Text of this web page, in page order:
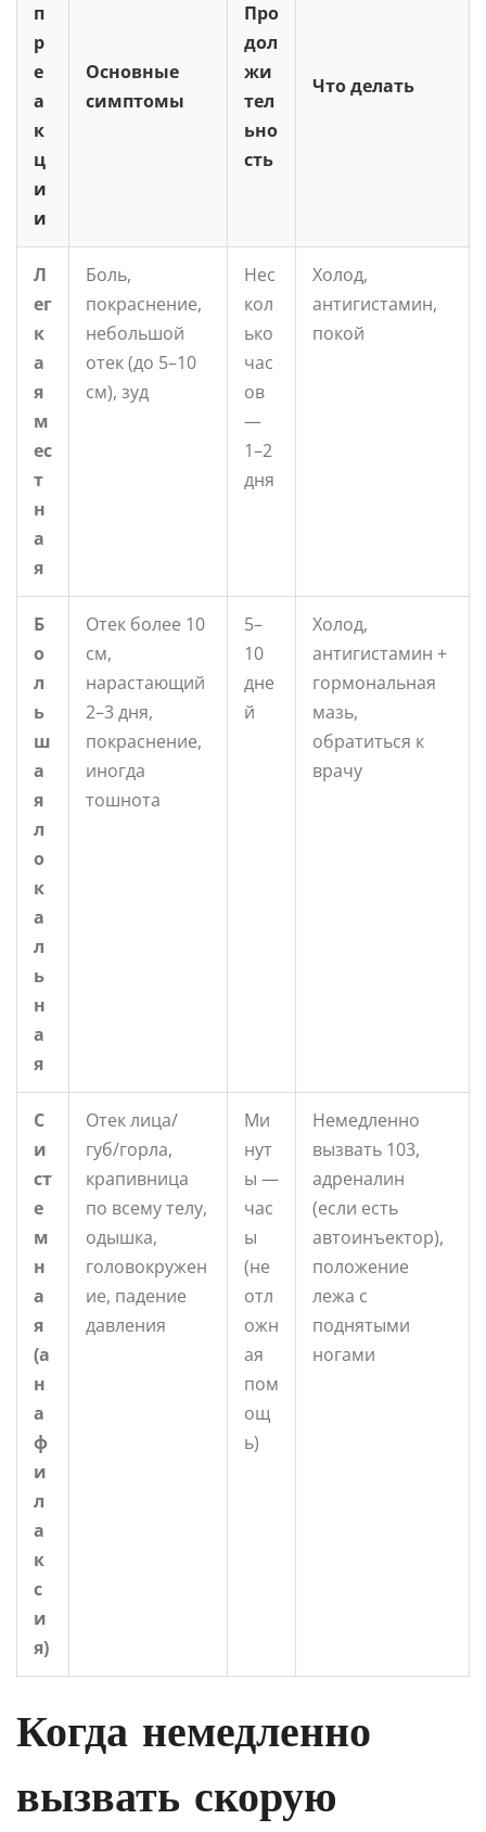
п
р
е
а
к
ц
и
и
Основные
симптомы
Про
дол
жи
тел
ьно
сть
Что делать
Л
ег
к
а
я
м
ес
т
н
а
я
Боль,
покраснение,
небольшой
отек (до 5–10
см), зуд
Нес
кол
ько
час
ов
—
1–2
дня
Холод,
антигистамин,
покой
Б
о
л
ь
ш
а
я
л
о
к
а
л
ь
н
а
я
Отек более 10
см,
нарастающий
2–3 дня,
покраснение,
иногда
тошнота
5–
10
дне
й
Холод,
антигистамин +
гормональная
мазь,
обратиться к
врачу
С
и
ст
е
м
н
а
я
(а
н
а
ф
и
л
а
к
с
и
я)
Отек лица/
губ/горла,
крапивница
по всему телу,
одышка,
головокружен
ие, падение
давления
Ми
нут
ы —
час
ы
(не
отл
ожн
ая
пом
ощ
ь)
Немедленно
вызвать 103,
адреналин
(если есть
автоинъектор),
положение
лежа с
поднятыми
ногами
Когда немедленно
вызвать скорую